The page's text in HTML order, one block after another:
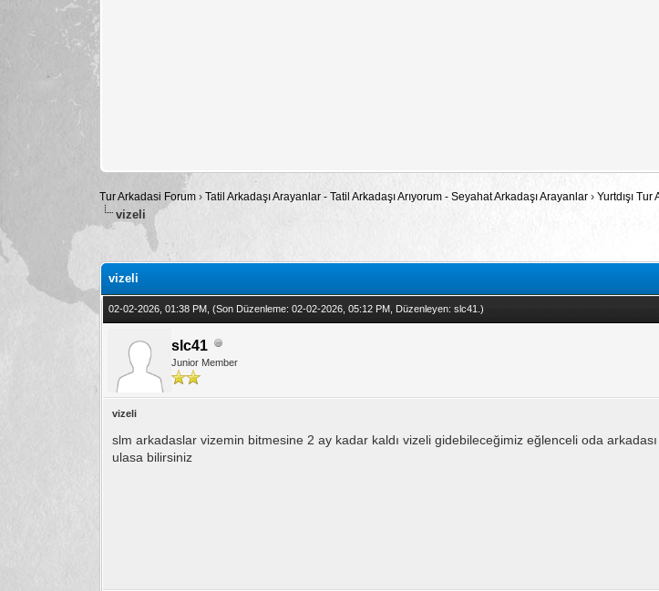
Tur Arkadasi Forum ›Tatil Arkadaşı Arayanlar - Tatil Arkadaşı Arıyorum - Seyahat Arkadaşı Arayanlar›Yurtdışı
vizeli
Toplam: 0 Oy - Ortalama: 0
vizeli
02-02-2026, 01:38 PM,(Son Düzenleme: 02-02-2026, 05:12 PM, Düzenleyen:slc41 .)
slc41
Junior Member
vizeli
slm arkadaslar vizemin bitmesine 2 ay kadar kaldı vizeli gidebileceğimiz eğlenceli oda
ulasa bilirsiniz